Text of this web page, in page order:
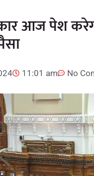
आज पेश
11:01 am No